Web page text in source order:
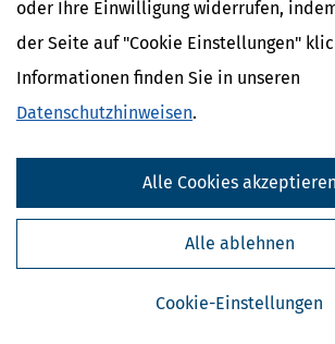
oder Ihre Einwilligung widerrufen,
der Seite auf "Cookie Einstellungen"
Informationen finden Sie in unseren
Datenschutzhinweisen.
Cookie-Einstellungen
Alle ablehnen
Alle Cookies akzeptieren
Kostenlose Steuertipps & News
Steuertipps Selbstständige
Ja, ich möchte die kostenlosen Newsletter
Datenschutzhinweisehabe ich gelesen.
Meine Einwilligung kann ich jederzeit durch